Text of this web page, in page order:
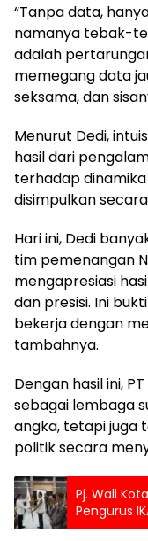
“Tanpa data,
namanya tebak-
adalah
memegang data
seksama, dan
Menurut Dedi,
hasil dari
terhadap
disimpulkan
Hari ini, Dedi
tim pemenangan
mengapresiasi
dan presisi. Ini
bekerja dengan
tambahnya.
Dengan hasil ini,
sebagai lembaga
angka, tetapi juga
politik secara
Pj. Wali
Pengurus
untuk